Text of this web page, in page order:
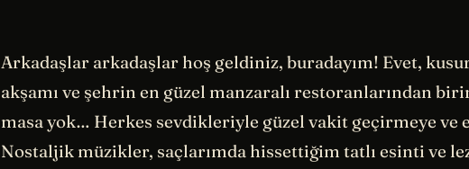
Arkadaşlar arkadaşlar hoş geldiniz, buradayım! Evet,
akşamı ve şehrin en güzel manzaralı restoranlarından
masa yok… Herkes sevdikleriyle güzel vakit geçirmeye ve
Nostaljik müzikler, saçlarımda hissettiğim tatlı esinti ve